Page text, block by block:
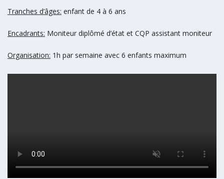
Tranches d’âges: enfant de 4 à 6 ans
Encadrants: Moniteur diplômé d’état et CQP assistant moniteur
Organisation: 1h par semaine avec 6 enfants maximum